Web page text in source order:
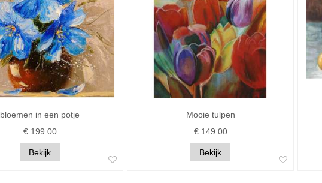
bloemen in een potje
€ 199.00
Bekijk
Mooie tulpen
€ 149.00
Bekijk